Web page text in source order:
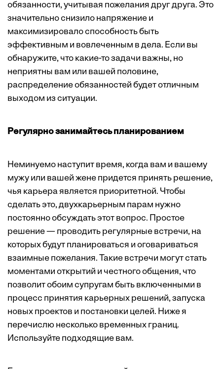
обязанности, учитывая пожелания друг друга. Это
значительно снизило напряжение и
максимизировало способность быть
эффективным и вовлеченным в дела. Если вы
обнаружите, что какие-то задачи важны, но
неприятны вам или вашей половине,
распределение обязанностей будет отличным
выходом из ситуации.
Регулярно занимайтесь планированием
Неминуемо наступит время, когда вам и вашему
мужу или вашей жене придется принять решение,
чья карьера является приоритетной. Чтобы
сделать это, двухкарьерным парам нужно
постоянно обсуждать этот вопрос. Простое
решение — проводить регулярные встречи, на
которых будут планироваться и оговариваться
взаимные пожелания. Такие встречи могут стать
моментами открытий и честного общения, что
позволит обоим супругам быть включенными в
процесс принятия карьерных решений, запуска
новых проектов и постановки целей. Ниже я
перечислю несколько временных границ.
Используйте подходящие вам.